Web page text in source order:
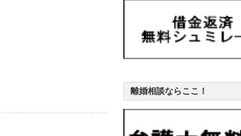
離婚相談ならここ！